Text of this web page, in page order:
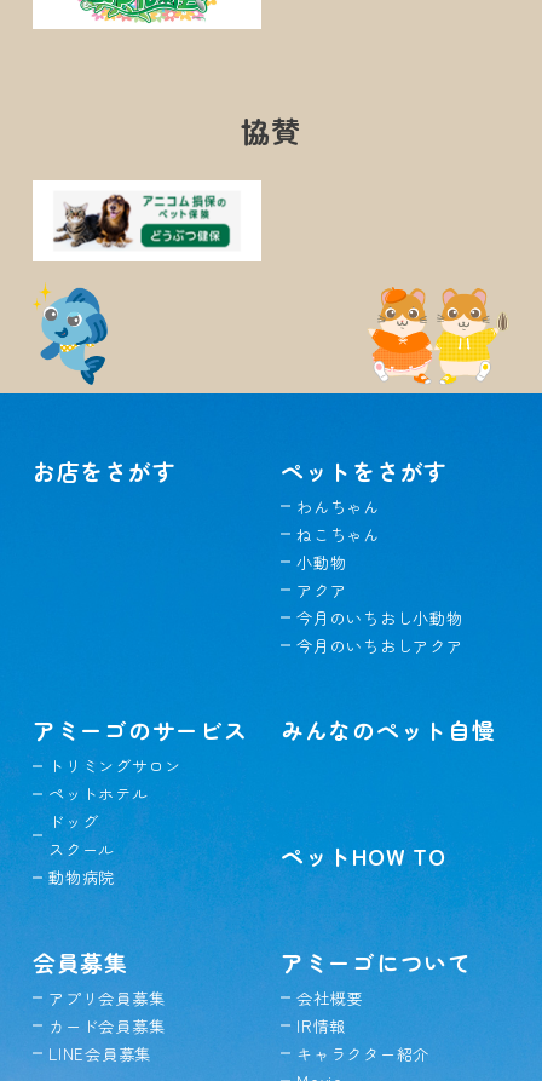
協賛
お店をさがす ペットをさがす
わんちゃん
ねこちゃん
小動物
アクア
今月のいちおし小動物
今月のいちおしアクア
アミーゴのサービス
トリミングサロン
ペットホテル
ドッグ
スクール
動物病院
みんなのペット自慢
ペットHOW TO
会員募集
アプリ会員募集
カード会員募集
LINE会員募集
アミーゴについて
会社概要
IR情報
キャラクター紹介